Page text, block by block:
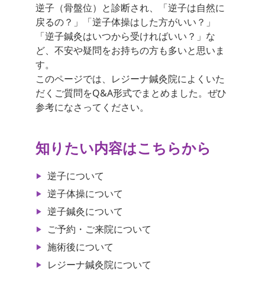
逆子（骨盤位）と診断され、「逆子は自然に
戻るの？」「逆子体操はした方がいい？」
「逆子鍼灸はいつから受ければいい？」な
ど、不安や疑問をお持ちの方も多いと思いま
す。
このページでは、レジーナ鍼灸院によくいた
だくご質問をQ&A形式でまとめました。ぜひ
参考になさってください。
知りたい内容はこちらから
逆子について
逆子体操について
逆子鍼灸について
ご予約・ご来院について
施術後について
レジーナ鍼灸院について